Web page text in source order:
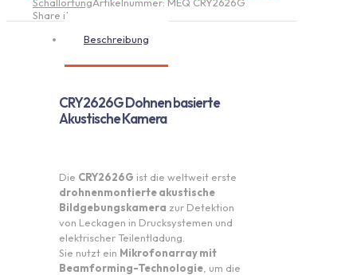
Share item:
Beschreibung
CRY2626G Dohnen basierte
Akustische Kamera
Die CRY2626G ist die weltweit erste
drohnenmontierte akustische
Bildgebungskamera zur Detektion
von Leckagen in Drucksystemen und
elektrischer Teilentladung.
Sie nutzt ein Mikrofonarray mit
Beamforming-Technologie, um die